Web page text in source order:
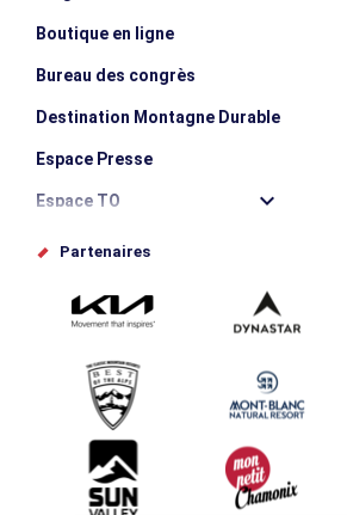
Boutique en ligne
Bureau des congrès
Destination Montagne Durable
Espace Presse
Espace TO
Offices de tourisme
Proposez votre évènement
Service groupes et séminaires
Téléchargements
Tourisme et handicap
Partenaires